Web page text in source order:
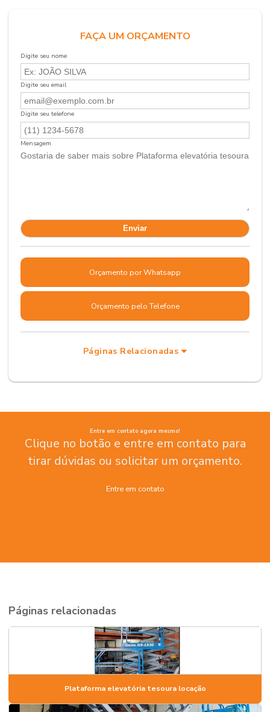
FAÇA UM ORÇAMENTO
Digite seu nome
Digite seu email
Digite seu telefone
Mensagem
Orçamento por Whatsapp
Orçamento pelo Telefone
Páginas Relacionadas
Entre em contato agora mesmo!
Clique no botão e entre em contato para
tirar dúvidas ou solicitar um orçamento.
Entre em contato
Páginas relacionadas
Plataforma elevatória tesoura locação